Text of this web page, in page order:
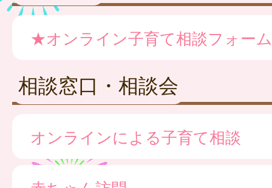
★オンライン子育て相談フォーム
相談窓口・相談会
オンラインによる子育て相談